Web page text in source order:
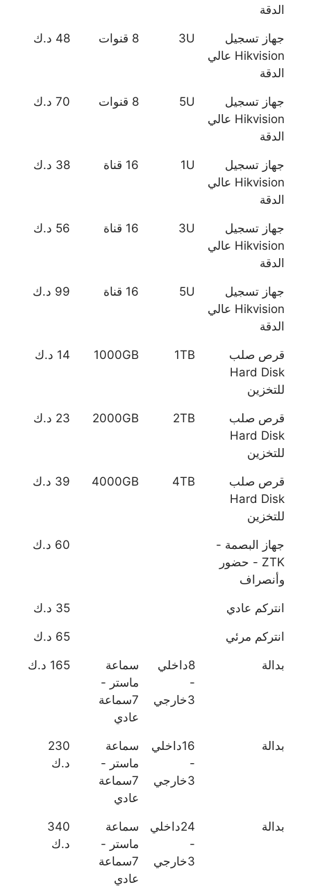
الدقة
جهاز تسجيل
Hikvision عالي
الدقة
3U 8 قنوات 48 د.ك
جهاز تسجيل
Hikvision عالي
الدقة
5U 8 قنوات 70 د.ك
جهاز تسجيل
Hikvision عالي
الدقة
1U 16 قناة 38 د.ك
جهاز تسجيل
Hikvision عالي
الدقة
3U 16 قناة 56 د.ك
جهاز تسجيل
Hikvision عالي
الدقة
5U 16 قناة 99 د.ك
قرص صلب
Hard Disk
للتخزين
1TB
1000GB 14 د.ك
قرص صلب
Hard Disk
للتخزين
2TB
2000GB 23 د.ك
قرص صلب
Hard Disk
للتخزين
4TB
4000GB 39 د.ك
جهاز البصمة -
ZTK - حضور
وأنصراف
60 د.ك
انتركم عادي 35 د.ك
انتركم مرئي 65 د.ك
بدالة
8داخلي
-
3خارجي
سماعة
ماستر -
7سماعة
عادي
165 د.ك
بدالة
16داخلي
-
3خارجي
سماعة
ماستر -
7سماعة
عادي
230
د.ك
بدالة
24داخلي
-
3خارجي
سماعة
ماستر -
7سماعة
عادي
340
د.ك